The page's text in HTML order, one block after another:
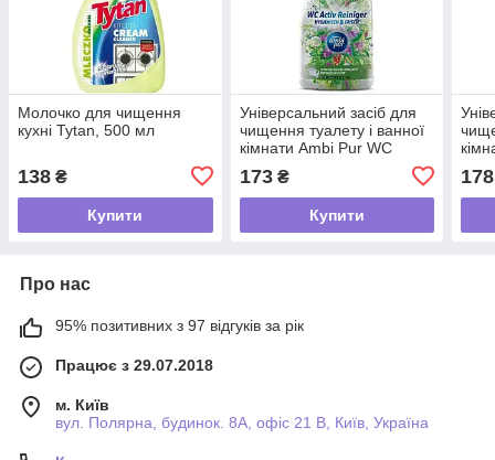
Молочко для чищення
кухні Tytan, 500 мл
138 ₴
Купити
Універсальний засіб для
чищення туалету і ванної
кімнати Ambi Pur WC
Botanical Fragrances Дика
шавлія і кедр, 750 мл
173₴
Купити
750
178
Про нас
95% позитивних з 97 відгуків за рік
Працює з 29.07.2018
м. Київ
вул. Полярна, будинок. 8А, офіс 21 В, Київ, Україна